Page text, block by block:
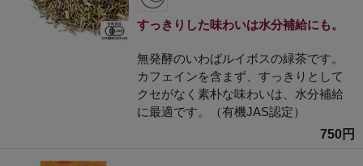
すっきりした味わいは水分補給にも。
無発酵のいわばルイボスの緑茶です。
カフェインを含まず、すっきりとして
クセがなく素朴な味わいは、水分補給
に最適です。（有機JAS認定）
750円